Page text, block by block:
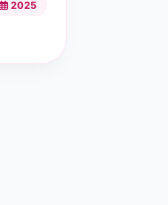
2025